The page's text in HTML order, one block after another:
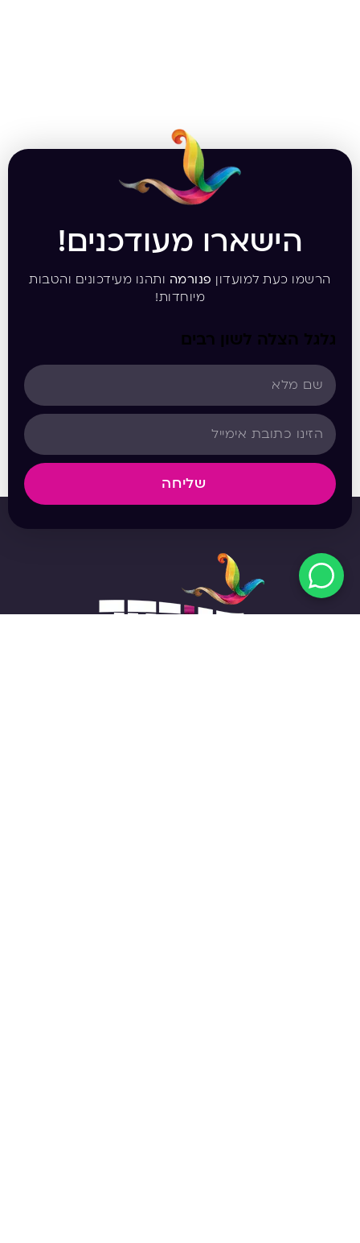
הישארו מעודכנים!
הרשמו כעת למועדון פנורמה ותהנו מעידכונים והטבות
מיוחדות!
גלגל הצלה לשון רבים
שליחה